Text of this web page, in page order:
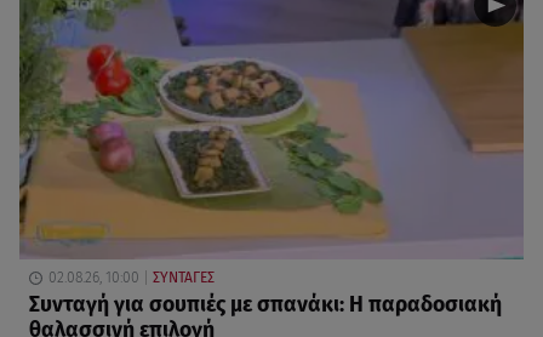
02.08.26, 10:00 ΣΥΝΤΑΓΕΣ
Συνταγή για σουπιές με σπανάκι: Η παραδοσιακή
θαλασσινή επιλογή